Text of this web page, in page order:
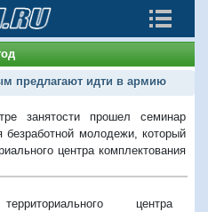
предлагают идти в армию
занятости прошел семинар
молодежи, который
центра комплектования
центра